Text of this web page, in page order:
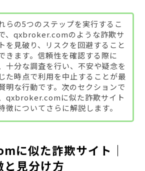
らの5つのステップを実行するこ
、qxbroker.comのような詐欺サ
を見破り、リスクを回避すること
きます。信頼性を確認する際に
十分な調査を行い、不安や疑念を
た時点で利用を中止することが最
明な行動です。次のセクションで
qxbroker.comに似た詐欺サイト
徴についてさらに解説します。
に似た詐欺サイト｜
見分け方